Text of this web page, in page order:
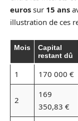
euros sur 15 ans
illustration de ces
Mois
Capital
restant dû
1 170 000 €
2
169
350,83 €